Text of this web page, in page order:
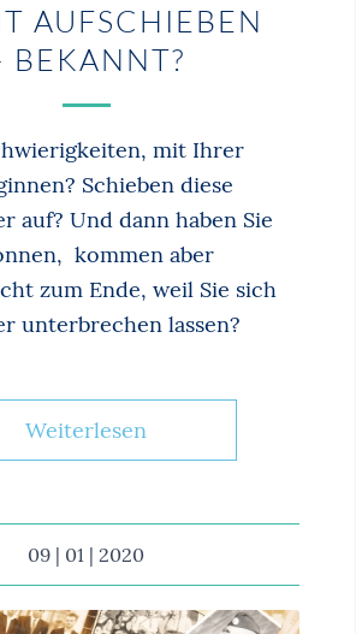
AUFSCHIEBEN
BEKANNT?
mit Ihrer
Schieben diese
auf? Und dann haben Sie
kommen aber
zum Ende, weil Sie sich
unterbrechen lassen?
Weiterlesen
09 | 01 | 2020